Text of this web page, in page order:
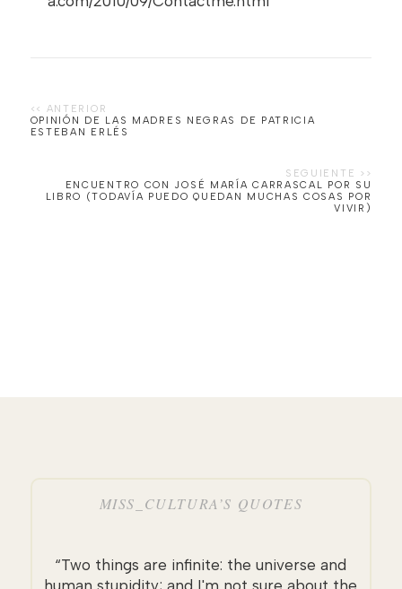
OPINIÓN DE LAS MADRES NEGRAS DE PATRICIA
ESTEBAN ERLÉS
ENCUENTRO CON JOSÉ MARÍA CARRASCAL POR SU
LIBRO (TODAVÍA PUEDO QUEDAN MUCHAS COSAS POR
VIVIR)
MISS_CULTURA’S QUOTES
“Two things are infinite: the universe and
human stupidity; and I'm not sure about the